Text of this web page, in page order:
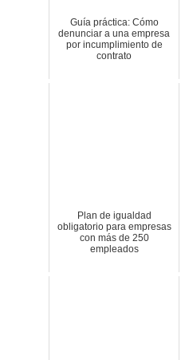
Guía práctica: Cómo
denunciar a una empresa
por incumplimiento de
contrato
Plan de igualdad
obligatorio para empresas
con más de 250
empleados